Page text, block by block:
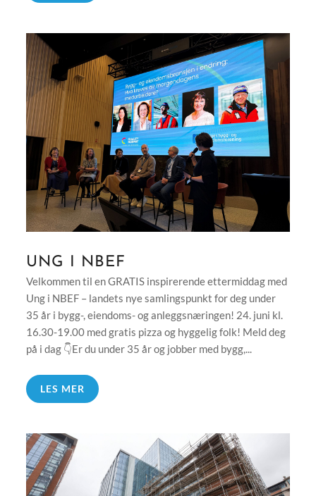
UNG I NBEF
Velkommen til en GRATIS inspirerende ettermiddag med
Ung i NBEF – landets nye samlingspunkt for deg under
35 år i bygg-, eiendoms- og anleggsnæringen! 24. juni kl.
16.30-19.00 med gratis pizza og hyggelig folk! Meld deg
på i dag 👇Er du under 35 år og jobber med bygg,...
LES MER